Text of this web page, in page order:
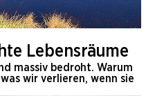
Lebensräume
massiv bedroht. Warum
wir verlieren, wenn sie